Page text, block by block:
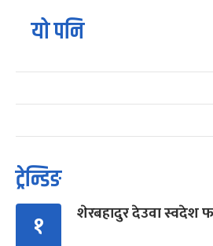
यो पनि
ट्रेन्डिङ
१ शेरबहादुर देउवा स्वदेश